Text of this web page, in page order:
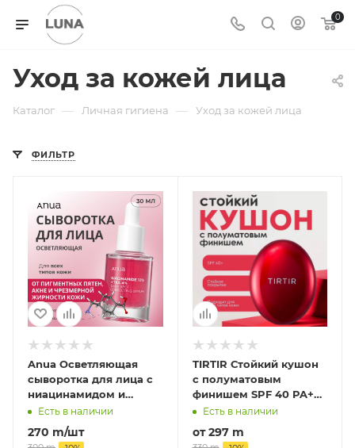
0
Уход за кожей лица
Каталог — Личная гигиена — Уход за кожей лица
ФИЛЬТР
Anua Осветляющая
сыворотка для лица с
ниацинамидом и
транексамовой
кислотой 30 мл / Anua
Niacinamide 10% + TXA
Есть в наличии
270 m/шт
TIRTIR Стойкий кушон
с полуматовым
финишем SPF 40 PA++/
4.5g /TIRTIR Mask Fit
PA++/ 4.5g
Есть в наличии
от297 m